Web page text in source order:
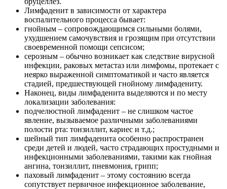
Лимфаденит в зависимости от характера
воспалительного процесса бывает:
гнойным – сопровождающимся сильными болями,
ухудшением самочувствия и грозящим при отсутствии
своевременной помощи сепсисом;
серозным – обычно возникает как следствие вирусной
инфекции, раковых метастаз или лимфомы, протекает с
неярко выраженной симптоматикой и часто является
стадией, предшествующей гнойному лимфадениту.
Наконец, виды лимфаденита выделяются и по месту
локализации заболевания:
подчелюстной лимфаденит – не слишком частое
явление, вызываемое различными заболеваниями
полости рта: тонзиллит, кариес и т.д.;
шейный тип лимфаденита особенно распространен
среди детей и людей, часто страдающих простудными и
инфекционными заболеваниями, такими как гнойная
ангина, тонзиллит, пневмония, грипп;
паховый лимфаденит – этому состоянию всегда
сопутствует первичное инфекционное заболевание,